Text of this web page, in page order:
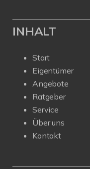
INHALT
Start
Eigentümer
Angebote
Ratgeber
Service
Über uns
Kontakt